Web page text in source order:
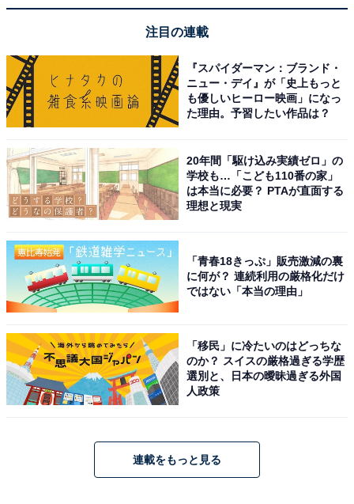
注目の連載
『スパイダーマン：ブランド・
ニュー・デイ』が「史上もっと
も優しいヒーロー映画」になっ
た理由。予習したい作品は？
20年間「駆け込み実績ゼロ」の
学校も…「こども110番の家」
は本当に必要？ PTAが直面する
理想と現実
「青春18きっぷ」販売激減の裏
に何が？ 連続利用の厳格化だけ
ではない「本当の理由」
「移民」に冷たいのはどっちな
のか？ スイスの厳格過ぎる学歴
選別と、日本の曖昧過ぎる外国
人政策
連載をもっと見る